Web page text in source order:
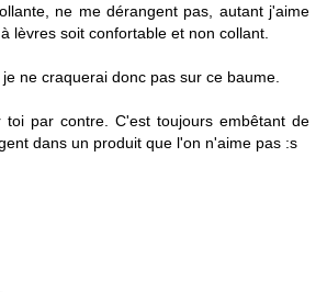
ne me dérangent pas, autant j'aime
lèvres soit confortable et non collant.
ne craquerai donc pas sur ce baume.
toi par contre. C'est toujours embêtant de
dans un produit que l'on n'aime pas :s